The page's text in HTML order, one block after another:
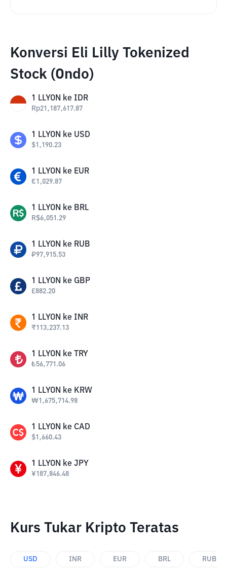
Konversi Eli Lilly Tokenized
Stock (Ondo)
1 LLYON ke IDR
Rp21,187,617.87
1 LLYON ke USD
$1,190.23
1 LLYON ke EUR
€1,029.87
1 LLYON ke BRL
R$6,051.29
1 LLYON ke RUB
₽97,915.53
1 LLYON ke GBP
£882.20
1 LLYON ke INR
₹113,237.13
1 LLYON ke TRY
₺56,771.06
1 LLYON ke KRW
₩1,675,714.98
1 LLYON ke CAD
$1,660.43
1 LLYON ke JPY
¥187,846.48
Kurs Tukar Kripto Teratas
USD INR EUR BRL RUB